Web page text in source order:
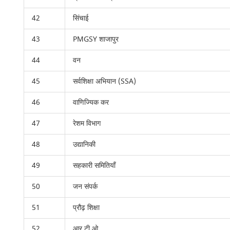
42
सिंचाई
43
PMGSY शाजापुर
44
वन
45
सर्वशिक्षा अभियान (SSA)
46
वाणिज्यिक कर
47
रेशम विभाग
48
उद्यानिकी
49
सहकारी समितियाँ
50
जन संपर्क
51
प्रौढ़ शिक्षा